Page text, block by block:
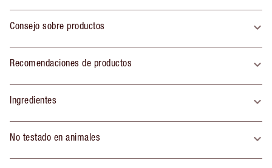
Consejo sobre productos
Recomendaciones de productos
Ingredientes
No testado en animales